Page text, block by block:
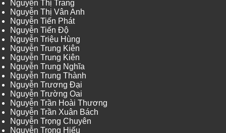
Nguyễn Thị Trang
Nguyễn Thị Vân Anh
Nguyễn Tiến Phát
Nguyễn Tiến Độ
Nguyễn Triệu Hùng
Nguyễn Trung Kiên
Nguyễn Trung Kiên
Nguyễn Trung Nghĩa
Nguyễn Trung Thành
Nguyễn Trương Đại
Nguyễn Trường Oai
Nguyễn Trần Hoài Thương
Nguyễn Trần Xuân Bách
Nguyễn Trọng Chuyên
Nguyễn Trọng Hiếu